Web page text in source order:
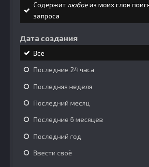
Содержитлюбоеиз моих слов
запроса
Дата создания
Все
Последние 24 часа
Последняя неделя
Последний месяц
Последние 6 месяцев
Последний год
Ввести своё